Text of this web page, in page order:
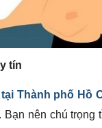
tín
Thành phố Hồ
nên chú trọng